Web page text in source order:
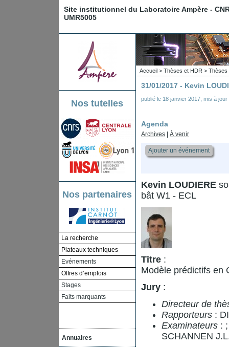
Site institutionnel du Laboratoire Ampère -
UMR5005
Nos tutelles
Nos partenaires
La recherche
Plateaux techniques
Evénements
Offres d’emplois
Stages
Faits marquants
Annuaires
Accueil > Thèses et HDR > Thèses
31/01/2017 - Kevin
publié le 18 janvier 2017 mis à
Agenda
Archives À venir
Ajouter un événement
Kevin LOUDIERE
bât W1 - ECL
Titre :
Modèle prédictifs en
Jury :
Directeur de
Rapporteurs :
Examinateurs :
SCHANNEN